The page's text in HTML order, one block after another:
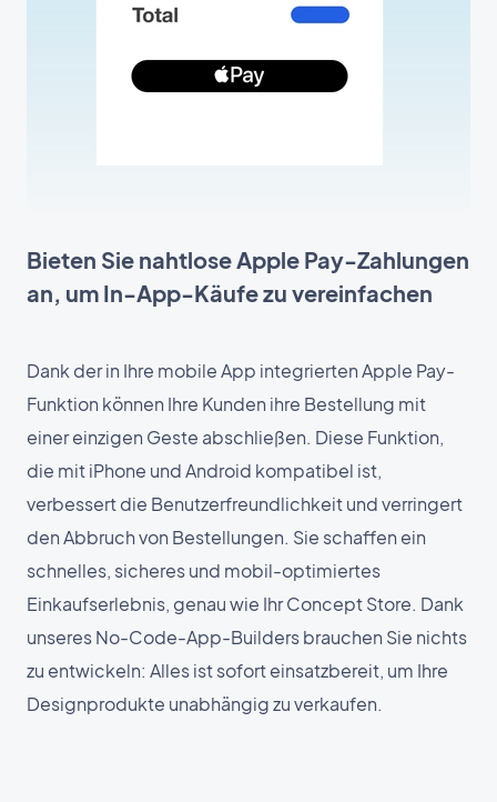
Bieten Sie nahtlose Apple Pay-Zahlungen
an, um In-App-Käufe zu vereinfachen
Dank der in Ihre mobile App integrierten Apple Pay-
Funktion können Ihre Kunden ihre Bestellung mit
einer einzigen Geste abschließen. Diese Funktion,
die mit iPhone und Android kompatibel ist,
verbessert die Benutzerfreundlichkeit und verringert
den Abbruch von Bestellungen. Sie schaffen ein
schnelles, sicheres und mobil-optimiertes
Einkaufserlebnis, genau wie Ihr Concept Store. Dank
unseres No-Code-App-Builders brauchen Sie nichts
zu entwickeln: Alles ist sofort einsatzbereit, um Ihre
Designprodukte unabhängig zu verkaufen.